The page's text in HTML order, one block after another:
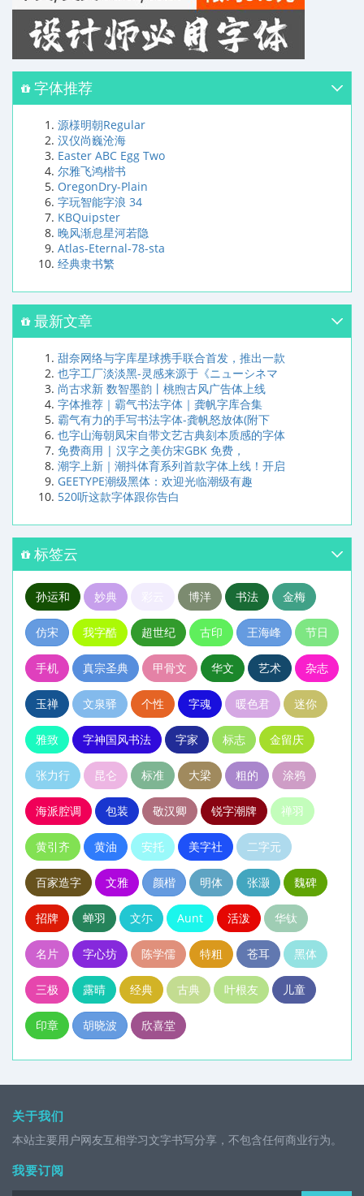
字体推荐
源様明朝Regular
汉仪尚巍沧海
Easter ABC Egg Two
尔雅飞鸿楷书
OregonDry-Plain
字玩智能字浪 34
KBQuipster
晚风渐息星河若隐
Atlas-Eternal-78-sta
经典隶书繁
最新文章
甜奈网络与字库星球携手联合首发，推出一款
也字工厂淡淡黑-灵感来源于《ニューシネマ
尚古求新 数智墨韵丨桃煦古风广告体上线
字体推荐｜霸气书法字体｜龚帆字库合集
霸气有力的手写书法字体-龚帆怒放体(附下
也字山海朝凤宋自带文艺古典刻本质感的字体
免费商用 | 汉字之美仿宋GBK 免费，
潮字上新｜潮抖体育系列首款字体上线！开启
GEETYPE潮级黑体：欢迎光临潮级有趣
520听这款字体跟你告白
标签云
孙运和 妙典 博洋 书法 金梅
仿宋 我字酷 超世纪 古印 王海峰 节日
手机 真宗圣典 甲骨文 华文 艺术 杂志
玉禅 文泉驿 个性 字魂 暖色君 迷你
雅致 字神国风书法 字家 标志 金留庆
张力行 昆仑 标准 大梁 粗的 涂鸦
海派腔调 包装 敬汉卿 锐字潮牌 禅羽
黄引齐 黄油 安托 美字社 二字元
百家造字 文雅 颜楷 明体 张灏 魏碑
招牌 蝉羽 文尓 Aunt 活泼 华钛
名片 字心坊 陈学儒 特粗 苍耳 黑体
三极 露晴 经典 古典 叶根友 儿童
印章 胡晓波 欣喜堂
关于我们
本站主要用户网友互相学习文字书写分享，不包含任何商业行为。
我要订阅